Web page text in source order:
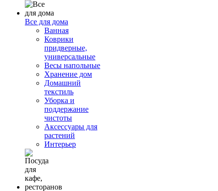
Все для дома
Ванная
Коврики
придверные,
универсальные
Весы напольные
Хранение дом
Домашний
текстиль
Уборка и
поддержание
чистоты
Аксессуары для
растений
Интерьер